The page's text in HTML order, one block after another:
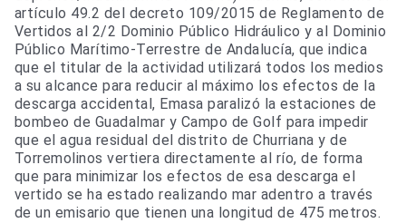
artículo 49.2 del decreto 109/2015 de Reglamento de
Vertidos al 2/2 Dominio Público Hidráulico y al Dominio
Público Marítimo-Terrestre de Andalucía, que indica
que el titular de la actividad utilizará todos los medios
a su alcance para reducir al máximo los efectos de la
descarga accidental, Emasa paralizó la estaciones de
bombeo de Guadalmar y Campo de Golf para impedir
que el agua residual del distrito de Churriana y de
Torremolinos vertiera directamente al río, de forma
que para minimizar los efectos de esa descarga el
vertido se ha estado realizando mar adentro a través
de un emisario que tienen una longitud de 475 metros.